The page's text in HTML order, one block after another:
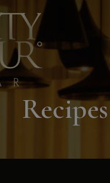
Recipes
modal-check